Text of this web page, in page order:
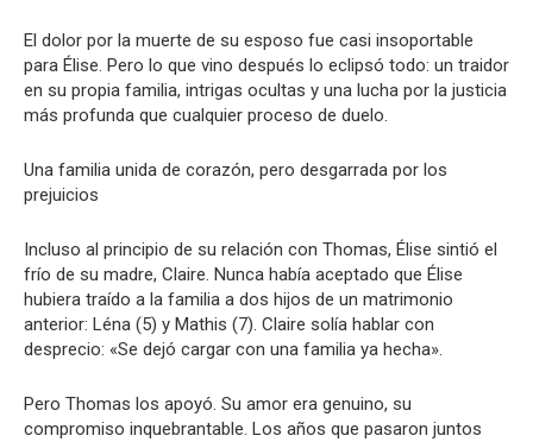
El dolor por la muerte de su esposo fue casi insoportable
para Élise. Pero lo que vino después lo eclipsó todo: un traidor
en su propia familia, intrigas ocultas y una lucha por la justicia
más profunda que cualquier proceso de duelo.
Una familia unida de corazón, pero desgarrada por los
prejuicios
Incluso al principio de su relación con Thomas, Élise sintió el
frío de su madre, Claire. Nunca había aceptado que Élise
hubiera traído a la familia a dos hijos de un matrimonio
anterior: Léna (5) y Mathis (7). Claire solía hablar con
desprecio: «Se dejó cargar con una familia ya hecha».
Pero Thomas los apoyó. Su amor era genuino, su
compromiso inquebrantable. Los años que pasaron juntos